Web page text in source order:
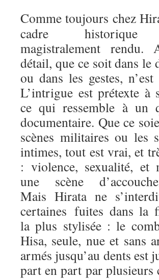
Comme toujours chez
cadre
magistralement rendu.
détail, que ce soit dans le
ou dans les gestes,
L’intrigue est prétexte à
ce qui ressemble à un
documentaire. Que ce
scènes militaires ou les
intimes, tout est vrai, et
: violence, sexualité, et
une scène
Mais Hirata ne
certaines fuites dans la
la plus stylisée : le
Hisa, seule, nue et sans
armés jusqu’au dents
part en part par plusieurs